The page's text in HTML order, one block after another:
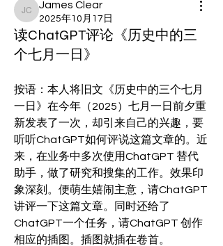
James Clear
James Clear
2025年10月17日
读ChatGPT评论《历史中的三
个七月一日》
按语：本人将旧文《历史中的三个七月
一日》在今年（2025）七月一日前夕重
新发表了一次，却引来自己的兴趣，要
听听ChatGPT如何评说这篇文章的。近
来，在业务中多次使用ChatGPT 替代
助手，做了研究和搜集的工作。效果印
象深刻。便萌生嬉闹主意，请ChatGPT
讲评一下这篇文章。同时还给了
ChatGPT一个任务，请ChatGPT 创作
相应的插图。插图就插在卷首。